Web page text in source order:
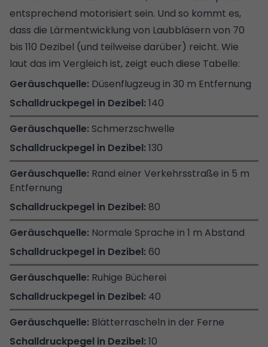
entsprechend motorisiert sein. Und so kommt es,
dass die Lärmentwicklung von Laubbläsern von 70
bis 110 Dezibel (und teilweise darüber) reicht. Wie
laut das im Vergleich ist, zeigt euch diese Tabelle:
Düsenflugzeug in 30 m Entfernung
140
Schmerzschwelle
130
Rand einer Verkehrsstraße in 5 m
Entfernung
80
Normale Sprache in 1 m Abstand
60
Ruhige Bücherei
40
Blätterrascheln in der Ferne
10